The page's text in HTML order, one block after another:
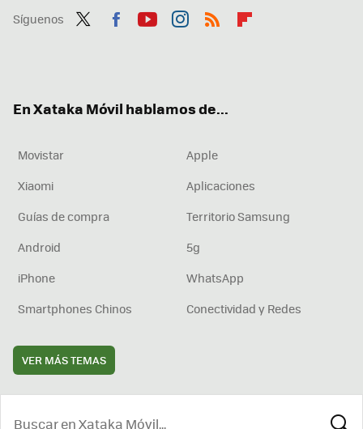
Síguenos
En Xataka Móvil hablamos de...
Movistar
Apple
Xiaomi
Aplicaciones
Guías de compra
Territorio Samsung
Android
5g
iPhone
WhatsApp
Smartphones Chinos
Conectividad y Redes
VER MÁS TEMAS